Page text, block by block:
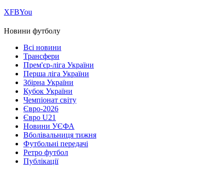
ХFBYou
Новини футболу
Всі новини
Трансфери
Прем'єр-ліга України
Перша ліга України
Збірна України
Кубок України
Чемпіонат світу
Євро-2026
Євро U21
Новини УЄФА
Вболівальниця тижня
Футбольні передачі
Ретро футбол
Публікації